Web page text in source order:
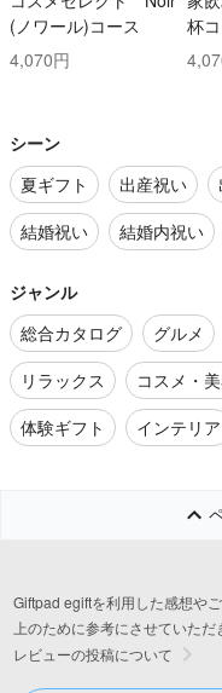
(ノワール)コース
4,070円
杯
シーン
夏ギフト
出産祝い
結婚祝い
結婚内祝い
ジャンル
総合カタログ
グルメ
リラックス
コスメ・
体験ギフト
インテリア
Giftpad egiftを利用した感想や
上のために参考にさせていただ
レビューの投稿について